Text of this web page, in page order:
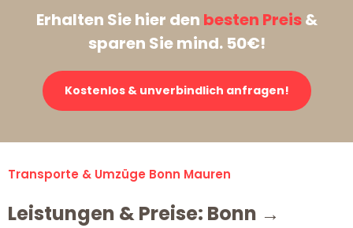
Erhalten Sie hier den besten Preis&
sparen Sie mind. 50€!
Kostenlos & unverbindlich anfragen!
Transporte & Umzüge Bonn Mauren
Leistungen & Preise: Bonn →